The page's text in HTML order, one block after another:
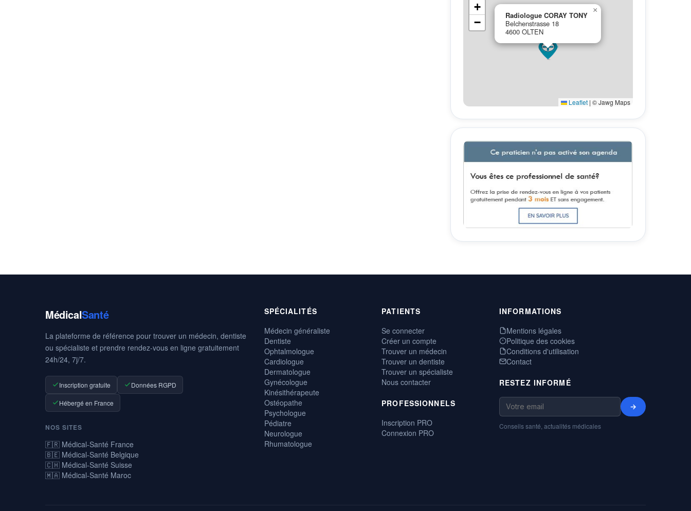
Radiologue CORAY TONY
Belchenstrasse 18
4600 OLTEN
×
+
−
Leaflet | © Jawg Maps
MédicalSanté
La plateforme de référence pour trouver un médecin, dentiste
ou spécialiste et prendre rendez-vous en ligne gratuitement
24h/24, 7j/7.
Inscription gratuite Données RGPD
Hébergé en France
NOS SITES
🇫🇷 Médical-Santé France
🇧🇪 Médical-Santé Belgique
🇨🇭 Médical-Santé Suisse
🇲🇦 Médical-Santé Maroc
SPÉCIALITÉS
Médecin généraliste
Dentiste
Ophtalmologue
Cardiologue
Dermatologue
Gynécologue
Kinésithérapeute
Ostéopathe
Psychologue
Pédiatre
Neurologue
Rhumatologue
PATIENTS
Se connecter
Créer un compte
Trouver un médecin
Trouver un dentiste
Trouver un spécialiste
Nous contacter
PROFESSIONNELS
Inscription PRO
Connexion PRO
INFORMATIONS
Mentions légales
Politique des cookies
Conditions d'utilisation
Contact
RESTEZ INFORMÉ
→
Conseils santé, actualités médicales